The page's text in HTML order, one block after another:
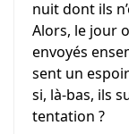
nuit dont ils
Alors, le jour
envoyés
sent un
si, là-bas, ils
tentation ?